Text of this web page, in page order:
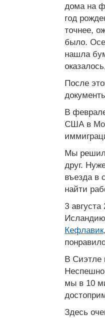
дома на
год
точнее,
было.
нашла
После
В
США в
Мы
друг.
въезда в
найти
3
Кефлавик
В Сиэтле
мы в 10
Здесь